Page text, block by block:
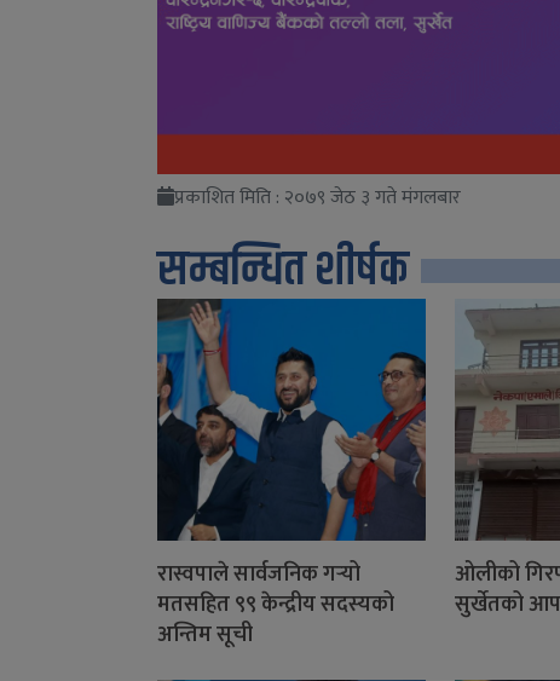
प्रकाशित मिति : २०७९ जेठ ३ गते मंगलबार
सम्बन्धित शीर्षक
रास्वपाले सार्वजनिक गर्‍यो
मतसहित ९९ केन्द्रीय सदस्यको
अन्तिम सूची
ओलीको
सुर्खेतको